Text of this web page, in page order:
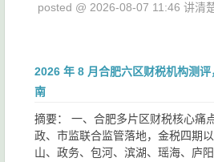
posted @ 2026-08-07 11:46 讲清
2026 年 8 月合肥六区财税机构测
南
摘要： 一、合肥多片区财税核心痛
政、市监联合监管落地，金税四期
山、政务、包河、滨湖、瑶海、庐